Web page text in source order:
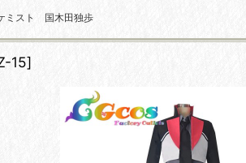
ミスト 国木田独歩
15]